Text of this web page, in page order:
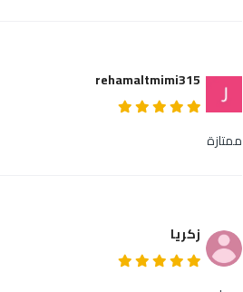
rehamaltmimi315
ممتازة
زكريا